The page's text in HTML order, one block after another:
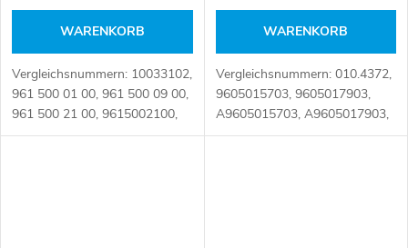
WARENKORB
Vergleichsnummern: 10033102,
961 500 01 00, 961 500 09 00,
961 500 21 00, 9615002100,
A961 500 01 00, A961 500 09
WARENKORB
Vergleichsnummern: 010.4372,
9605015703, 9605017903,
A9605015703, A9605017903,
TD19-50-268 Artikelnummer: